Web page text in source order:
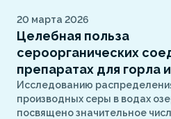
20 марта 2026
Целебная польза
сероорганических
препаратах для горла
Исследованию
производных серы в водах
посвящено значительное